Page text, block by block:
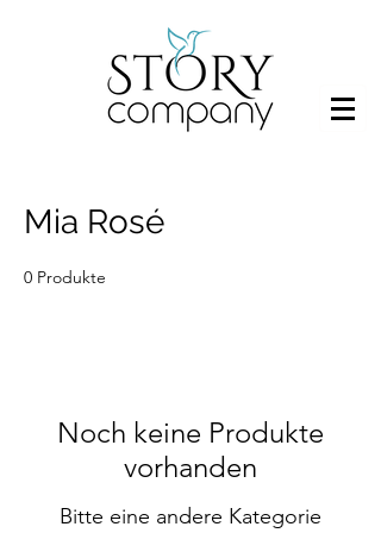
Mia Rosé
0 Produkte
Noch keine Produkte
vorhanden
Bitte eine andere Kategorie